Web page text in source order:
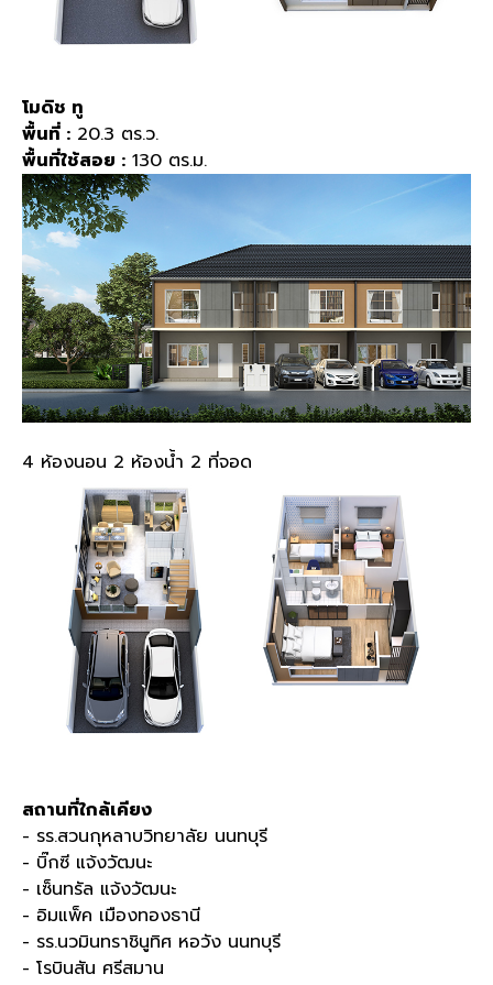
โมดิช ทู
พื้นที่ : 20.3 ตร.ว.
พื้นที่ใช้สอย : 130 ตร.ม.
4 ห้องนอน 2 ห้องน้ำ 2 ที่จอด
สถานที่ใกล้เคียง
- รร.สวนกุหลาบวิทยาลัย นนทบุรี
- บิ๊กซี แจ้งวัฒนะ
- เซ็นทรัล แจ้งวัฒนะ
- อิมแพ็ค เมืองทองธานี
- รร.นวมินทราชินูทิศ หอวัง นนทบุรี
- โรบินสัน ศรีสมาน